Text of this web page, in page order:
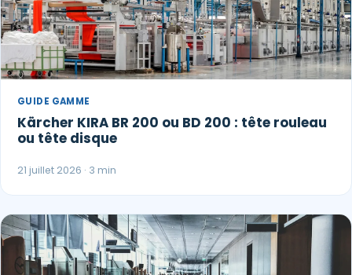
GUIDE GAMME
Kärcher KIRA BR 200 ou BD 200 : tête rouleau
ou tête disque
21 juillet 2026 · 3 min